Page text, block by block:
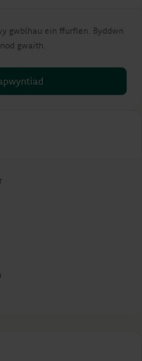
gwblhau ein ffurflen. Byddwn
gwaith.